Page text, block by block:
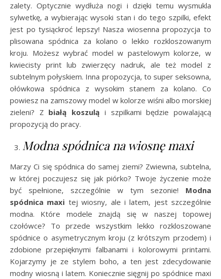
zalety. Optycznie wydłuża nogi i dzięki temu wysmukla
sylwetkę, a wybierając wysoki stan i do tego szpilki, efekt
jest po tysiąckroć lepszy! Nasza wiosenna propozycja to
plisowana spódnica za kolano o lekko rozkloszowanym
kroju. Możesz wybrać model w pastelowym kolorze, w
kwiecisty print lub zwierzęcy nadruk, ale też model z
subtelnym połyskiem. Inna propozycja, to super seksowna,
ołówkowa spódnica z wysokim stanem za kolano. Co
powiesz na zamszowy model w kolorze wiśni albo morskiej
zieleni? Z białą koszulą i szpilkami będzie powalającą
propozycją do pracy.
Modna spódnica na wiosnę maxi
Marzy Ci się spódnica do samej ziemi? Zwiewna, subtelna,
w której poczujesz się jak piórko? Twoje życzenie może
być spełnione, szczególnie w tym sezonie! Modna
spódnica maxi tej wiosny, ale i latem, jest szczególnie
modna. Które modele znajdą się w naszej topowej
czołówce? To przede wszystkim lekko rozkloszowane
spódnice o asymetrycznym kroju (z krótszym przodem) i
zdobione przepięknymi falbanami i kolorowymi printami.
Kojarzymy je ze stylem boho, a ten jest zdecydowanie
modny wiosną i latem. Koniecznie sięgnij po spódnice maxi